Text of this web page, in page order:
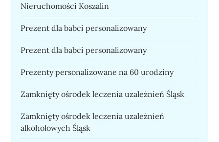
Nieruchomości Koszalin
Prezent dla babci personalizowany
Prezent dla babci personalizowany
Prezenty personalizowane na 60 urodziny
Zamknięty ośrodek leczenia uzależnień Śląsk
Zamknięty ośrodek leczenia uzależnień
alkoholowych Śląsk